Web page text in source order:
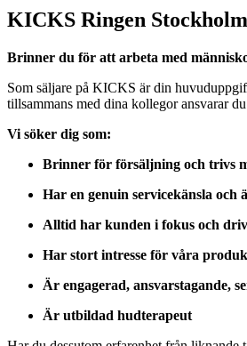
KICKS Ringen
Brinner du för att arbeta med
Som säljare på KICKS är din
tillsammans med dina kollegor ansvarar
Vi söker dig som:
Brinner för försäljning och trivs
Har en genuin servicekänsla
Alltid har kunden i fokus och
Har stort intresse för våra
Är engagerad, ansvarstagande,
Är utbildad hudterapeut